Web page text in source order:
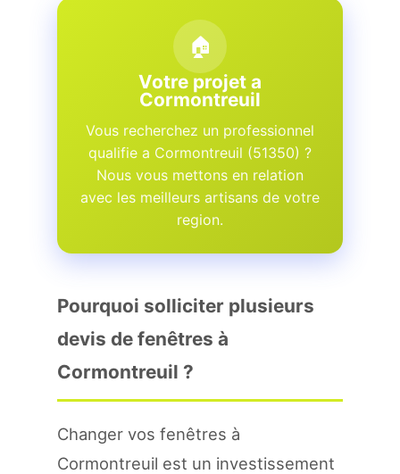
🏠
Votre projet a
Cormontreuil
Vous recherchez un professionnel
qualifie a Cormontreuil (51350) ?
Nous vous mettons en relation
avec les meilleurs artisans de votre
region.
Pourquoi solliciter plusieurs
devis de fenêtres à
Cormontreuil ?
Changer vos fenêtres à
Cormontreuil est un investissement